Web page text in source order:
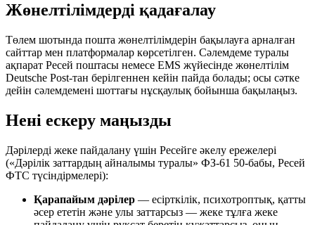
Жөнелтілімдерді қадағалау
Төлем шотында пошта жөнелтілімдерін бақылауға арналған
сайттар мен платформалар көрсетілген. Сәлемдеме туралы
ақпарат Ресей поштасы немесе EMS жүйесінде жөнелтілім
Deutsche Post-тан берілгеннен кейін пайда болады; осы сәтке
дейін сәлемдемені шоттағы нұсқаулық бойынша бақылаңыз.
Нені ескеру маңызды
Дәрілерді жеке пайдалану үшін Ресейге әкелу ережелері
(«Дәрілік заттардың айналымы туралы» ФЗ-61 50-бабы, Ресей
ФТС түсіндірмелері):
Қарапайым дәрілер — есірткілік, психотроптық, қатты
әсер ететін және улы заттарсыз — жеке тұлға жеке